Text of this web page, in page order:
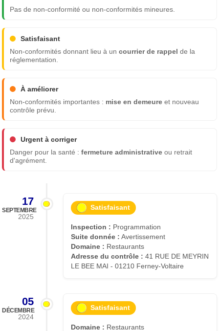
Pas de non-conformité ou non-conformités mineures.
Satisfaisant
Non-conformités donnant lieu à uncourrier de rappel de la
réglementation.
À améliorer
Non-conformités importantes : mise en demeure et nouveau
contrôle prévu.
Urgent à corriger
Danger pour la santé :fermeture administrative ou retrait
d'agrément.
17
SEPTEMBRE
2025
Satisfaisant
Inspection : Programmation
Suite donnée : Avertissement
Domaine : Restaurants
Adresse du contrôle : 41 RUE DE MEYRIN
LE BEE MAI - 01210 Ferney-Voltaire
05
DÉCEMBRE
2024
Satisfaisant
Domaine : Restaurants